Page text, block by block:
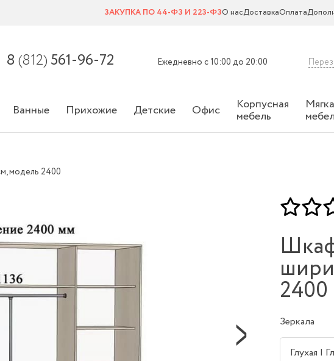
ЗАКУПКА ПО 44-ФЗ И 223-ФЗО насДоставкаОплата
8 (812) 561-96-72 Ежедневно с 10:00 до 20:00
Ванные Прихожие Детские Офис Корпусная
мебель
модель 2400
2400
Зеркала
Глухая |